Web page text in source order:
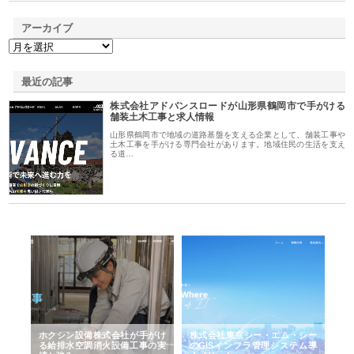
アーカイブ
最近の記事
株式会社アドバンスロードが山形県鶴岡市で手がける
舗装土木工事と求人情報
山形県鶴岡市で地域の道路基盤を支える企業として、舗装工事や
土木工事を手がける専門会社があります。地域住民の生活を支え
る道…
ホクシン設備株式会社が手がけ
る給排水空調消火設備工事の実
株式会社東京シー・エム・シー
のGISインフラ管理システム導